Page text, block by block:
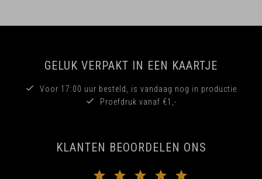
GELUK VERPAKT IN EEN KAARTJE
Voor 17:00 uur besteld, is vandaag nog in productie
Proefdruk vanaf €1,-
KLANTEN BEOORDELEN ONS